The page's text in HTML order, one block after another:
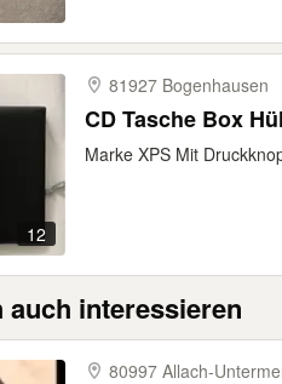
12
81927 Bogenhausen
CD Tasche Box
Marke XPS Mit
auch interessieren
80997 Allach-​